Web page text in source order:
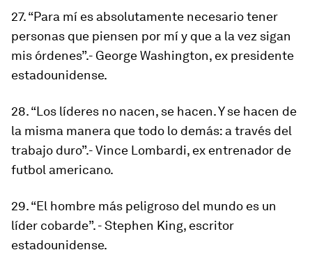
27. “Para mí es absolutamente necesario tener
personas que piensen por mí y que a la vez sigan
mis órdenes”.- George Washington, ex presidente
estadounidense.
28. “Los líderes no nacen, se hacen. Y se hacen de
la misma manera que todo lo demás: a través del
trabajo duro”.- Vince Lombardi, ex entrenador de
futbol americano.
29. “El hombre más peligroso del mundo es un
líder cobarde”. - Stephen King, escritor
estadounidense.